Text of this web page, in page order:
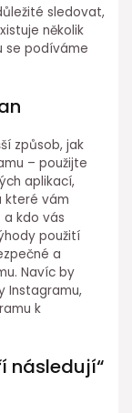
sledovat,
několik
se podíváme
způsob, jak
– použijte
aplikací,
které vám
a kdo vás
použití
a
Navíc by
Instagramu,
k
následují“